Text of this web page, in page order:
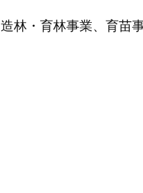
造林・育林事業、育苗